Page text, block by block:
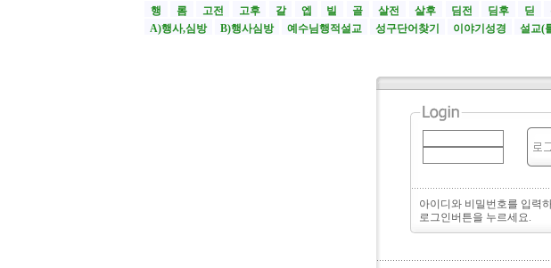
행
롬 고전 고후 갈 엡 빌 골 살전 살후 딤전 딤후 딛
A)행사,심방
B)행사심방 예수님행적설교 성구단어찾기 이야기성경 설교(
아이디와 비밀번호를 입력
로그인버튼을 누르세요.